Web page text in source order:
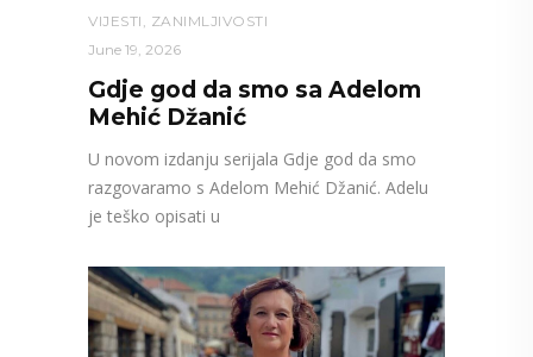
VIJESTI
ZANIMLJIVOSTI
June 19, 2026
Gdje god da smo sa Adelom
Mehić Džanić
U novom izdanju serijala Gdje god da smo
razgovaramo s Adelom Mehić Džanić. Adelu
je teško opisati u